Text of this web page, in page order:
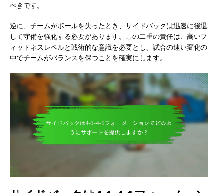
べきです。
逆に、チームがボールを失ったとき、サイドバックは迅速に後退
して守備を強化する必要があります。この二重の責任は、高いフ
ィットネスレベルと戦術的な意識を必要とし、試合の速い変化の
中でチームがバランスを保つことを確実にします。